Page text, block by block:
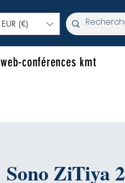
EUR (€)
web-conférences kmt
Sono ZiTiya 2